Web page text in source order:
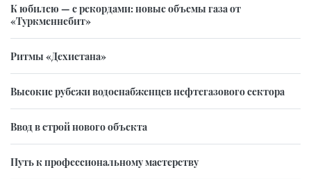
К юбилею — с рекордами: новые объемы газа от
«Туркменнебит»
Ритмы «Дехистана»
Высокие рубежи водоснабженцев нефтегазового сектора
Ввод в строй нового объекта
Путь к профессиональному мастерству